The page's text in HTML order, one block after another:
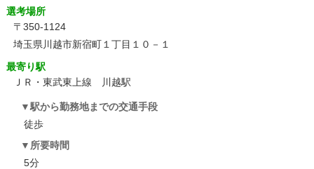
選考場所
〒350-1124
埼玉県川越市新宿町１丁目１０－１
最寄り駅
ＪＲ・東武東上線 川越駅
駅から勤務地までの交通手段
徒歩
所要時間
5分